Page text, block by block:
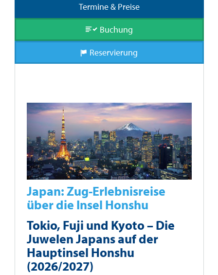
Termine & Preise
Buchung
Reservierung
Japan: Zug-Erlebnisreise
über die Insel Honshu
Tokio, Fuji und Kyoto – Die
Juwelen Japans auf der
Hauptinsel Honshu
(2026/2027)